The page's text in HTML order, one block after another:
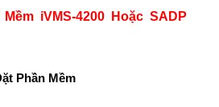
iVMS-4200 Hoặc SADP
Phần Mềm